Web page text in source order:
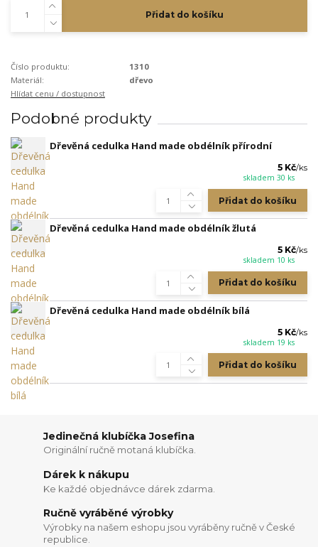
Přidat do košíku
Číslo produktu:
1310
Materiál:
dřevo
Hlídat cenu / dostupnost
Podobné produkty
Dřevěná cedulka Hand made obdélník přírodní
5 Kč/ks
skladem 30 ks
Přidat do košíku
Dřevěná cedulka Hand made obdélník žlutá
5 Kč/ks
skladem 10 ks
Přidat do košíku
Dřevěná cedulka Hand made obdélník bílá
5 Kč/ks
skladem 19 ks
Přidat do košíku
Jedinečná klubíčka Josefina
Originální ručně motaná klubíčka.
Dárek k nákupu
Ke každé objednávce dárek zdarma.
Ručně vyráběné výrobky
Výrobky na našem eshopu jsou vyráběny ručně v České
republice.